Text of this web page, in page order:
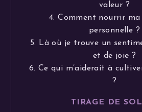
valeur ?
4. Comment nourrir
personnelle ?
5. Là où je trouve un
et de joie ?
6. Ce qui m’aiderait à
?
TIRAGE DE